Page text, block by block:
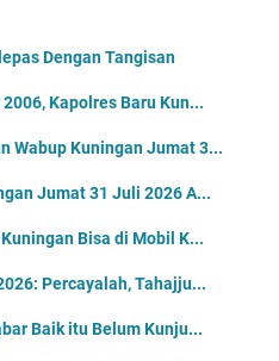
Dengan Tangisan
Kapolres Baru Kun...
Wabup Kuningan Jumat 3...
Jumat 31 Juli 2026 A...
Bisa di Mobil K...
Percayalah, Tahajju...
Baik itu Belum Kunju...